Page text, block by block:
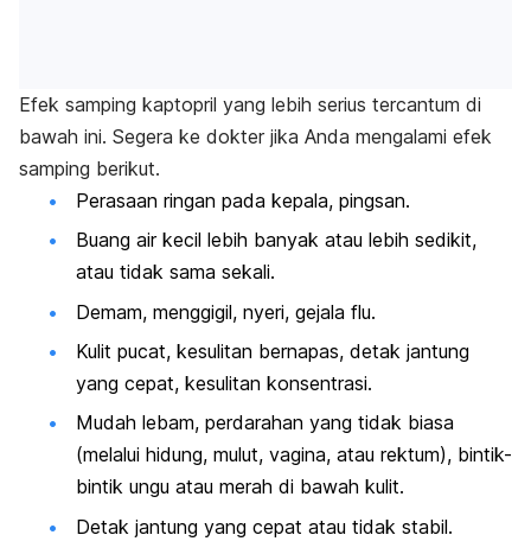
Efek samping kaptopril yang lebih serius tercantum di
bawah ini. Segera ke dokter jika Anda mengalami efek
samping berikut.
Perasaan ringan pada kepala, pingsan.
Buang air kecil lebih banyak atau lebih sedikit,
atau tidak sama sekali.
Demam, menggigil, nyeri, gejala flu.
Kulit pucat, kesulitan bernapas, detak jantung
yang cepat, kesulitan konsentrasi.
Mudah lebam, perdarahan yang tidak biasa
(melalui hidung, mulut, vagina, atau rektum), bintik-
bintik ungu atau merah di bawah kulit.
Detak jantung yang cepat atau tidak stabil.